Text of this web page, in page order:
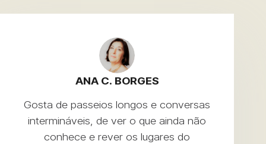
ANA C. BORGES
Gosta de passeios longos e conversas
intermináveis, de ver o que ainda não
conhece e rever os lugares do